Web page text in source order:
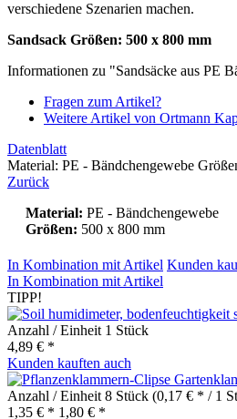
verschiedene Szenarien machen.
Sandsack Größen: 500 x 800 mm
Informationen zu "Sandsäcke aus PE
Fragen zum Artikel?
Weitere Artikel von Ortmann
Datenblatt
Material: PE - Bändchengewebe
Zurück
Material: PE - Bändchengewebe
Größen: 500 x 800 mm
In Kombination mit Artikel Kunden
In Kombination mit Artikel
TIPP!
Anzahl / Einheit 1 Stück
4,89 € *
Kunden kauften auch
Anzahl / Einheit 8 Stück (0,17 € * / 1
1,35 € * 1,80 € *